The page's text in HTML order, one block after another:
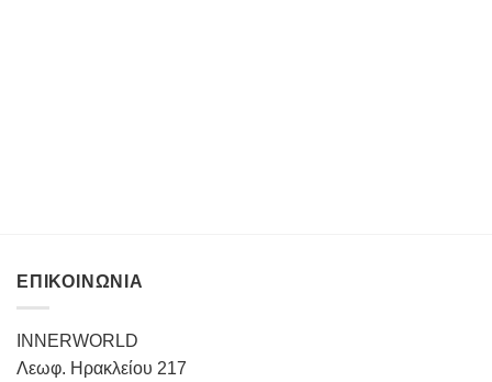
ΕΠΙΚΟΙΝΩΝΙΑ
INNERWORLD
Λεωφ. Ηρακλείου 217